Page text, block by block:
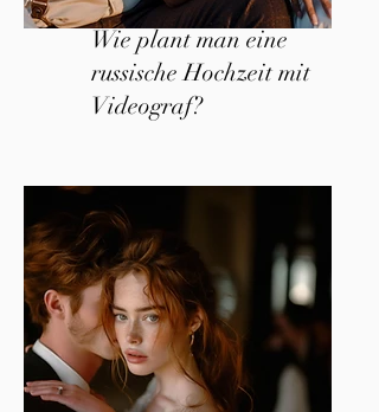
Wie plant man eine
russische Hochzeit mit
Videograf?